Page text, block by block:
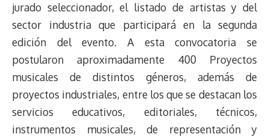
jurado seleccionador, el listado de artistas y del
sector industria que participará en la segunda
edición del evento. A esta convocatoria se
postularon aproximadamente 400 Proyectos
musicales de distintos géneros, además de
proyectos industriales, entre los que se destacan los
servicios educativos, editoriales, técnicos,
instrumentos musicales, de representación y